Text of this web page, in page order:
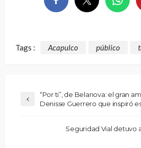
Tags : Acapulco público
“Por ti”, de Belanova: el gran
Denisse Guerrero que inspiró
Seguridad Vial detuvo